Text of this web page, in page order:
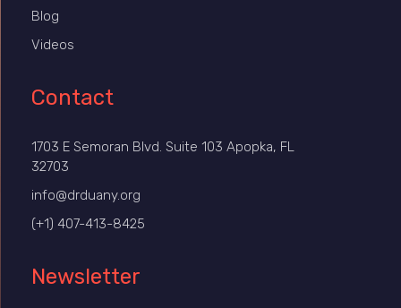
Blog
Videos
Contact
1703 E Semoran Blvd. Suite 103 Apopka, FL
32703
info@drduany.org
(+1) 407-413-8425
Newsletter